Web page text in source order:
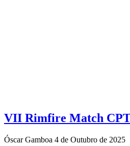
VII Rimfire Match
Óscar Gamboa 4 de Outubro de 2025